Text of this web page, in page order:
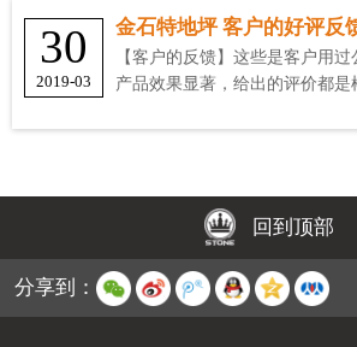
30
2019-03
金石特地坪 客户的好评反
【客户的反馈】这些是客户用过
产品效果显著，给出的评价都是
回到顶部
分享到：